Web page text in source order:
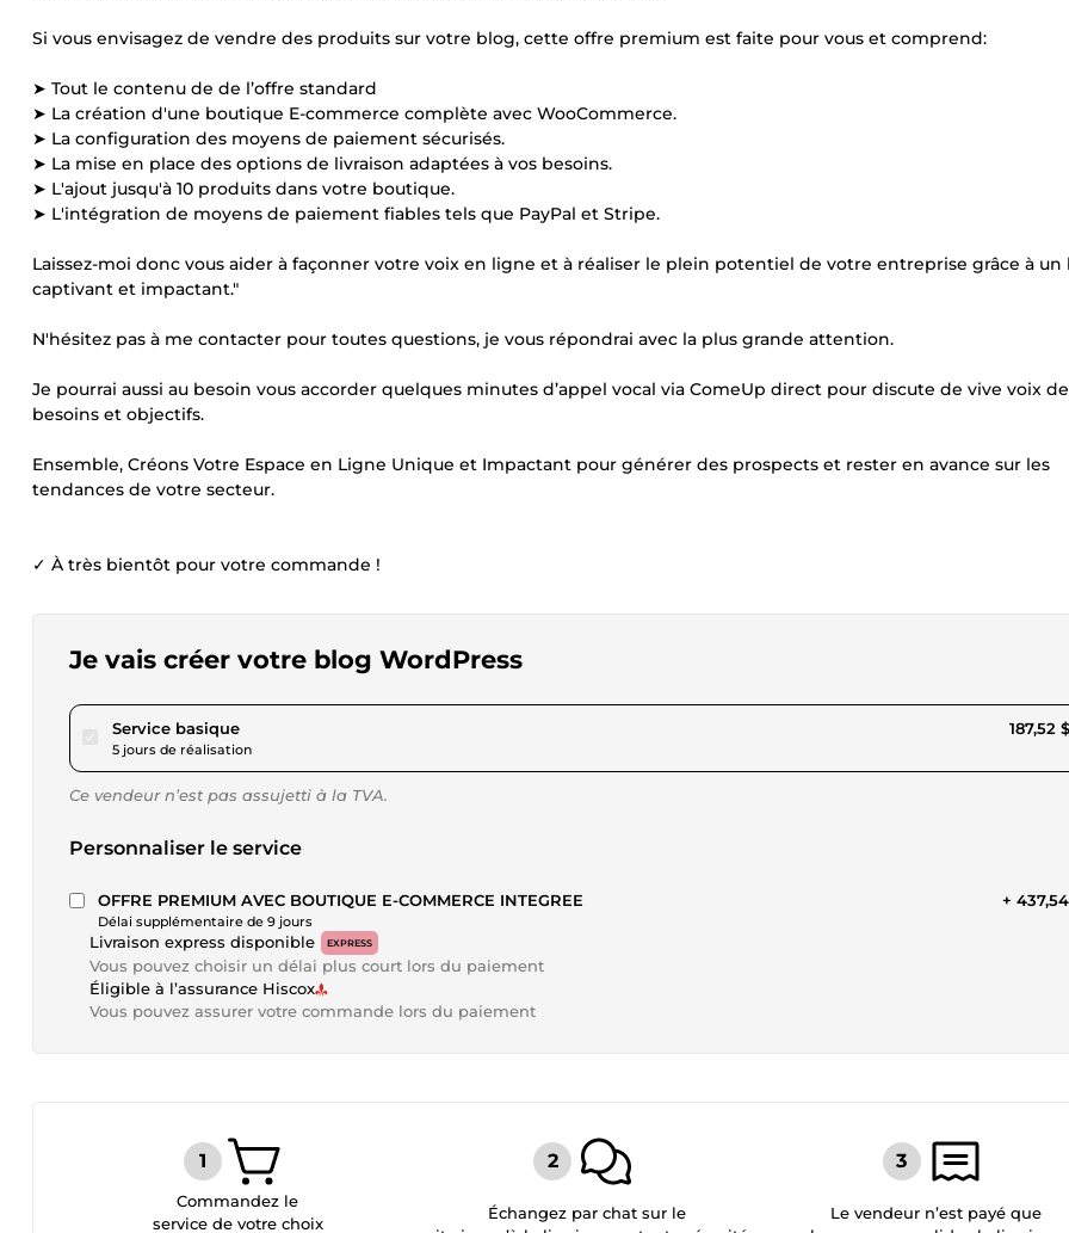
Si vous envisagez de vendre des produits sur votre blog, cette offre premium est faite pour vous et comprend:
➤ Tout le contenu de de l’offre standard
➤ La création d'une boutique E-commerce complète avec WooCommerce.
➤ La configuration des moyens de paiement sécurisés.
➤ La mise en place des options de livraison adaptées à vos besoins.
➤ L'ajout jusqu'à 10 produits dans votre boutique.
➤ L'intégration de moyens de paiement fiables tels que PayPal et Stripe.
Laissez-moi donc vous aider à façonner votre voix en ligne et à réaliser le plein potentiel de votre entreprise grâce à un
captivant et impactant."
N'hésitez pas à me contacter pour toutes questions, je vous répondrai avec la plus grande attention.
Je pourrai aussi au besoin vous accorder quelques minutes d’appel vocal via ComeUp direct pour discute de vive voix
besoins et objectifs.
Ensemble, Créons Votre Espace en Ligne Unique et Impactant pour générer des prospects et rester en avance sur les
tendances de votre secteur.
✓ À très bientôt pour votre commande !
Je vais créer votre blog WordPress
Service basiquepour 172,83 $US
5 jours de réalisation
187,52
Ce vendeur n’est pas assujetti à la TVA.
Personnaliser le service
OFFRE PREMIUM AVEC BOUTIQUE E-COMMERCE INTEGREE
Délai supplémentaire de 9 jours
+
Livraison express disponible EXPRESS
Vous pouvez choisir un délai plus court lors du paiement
Éligible à l’assurance Hiscox
Vous pouvez assurer votre commande lors du paiement
Commandez le
service de votre choix
Échangez par chat sur le
Le vendeur n’est payé que